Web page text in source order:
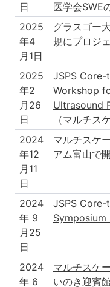
日
医学会SWE
2025
年4
月1日
グラスゴー
規にプロジ
2025
年2
月26
日
JSPS
Workshop
Ultrasound
（マルチス
2024
年12
月11
日
マルチスケ
アム富山で
2024
年 9
月25
日
JSPS
Symposium
2024
年 6
マルチスケ
いのき迎賓